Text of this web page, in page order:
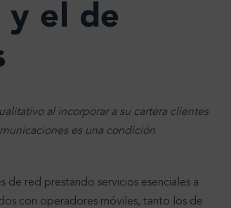
el de
al incorporar a su cartera clientes
es una condición
red prestando servicios esenciales a
con operadores móviles, tanto los de